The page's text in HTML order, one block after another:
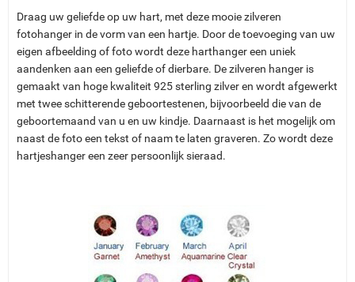
Draag uw geliefde op uw hart, met deze mooie zilveren
fotohanger in de vorm van een hartje. Door de toevoeging van uw
eigen afbeelding of foto wordt deze harthanger een uniek
aandenken aan een geliefde of dierbare. De zilveren hanger is
gemaakt van hoge kwaliteit 925 sterling zilver en wordt afgewerkt
met twee schitterende geboortestenen, bijvoorbeeld die van de
geboortemaand van u en uw kindje. Daarnaast is het mogelijk om
naast de foto een tekst of naam te laten graveren. Zo wordt deze
hartjeshanger een zeer persoonlijk sieraad.